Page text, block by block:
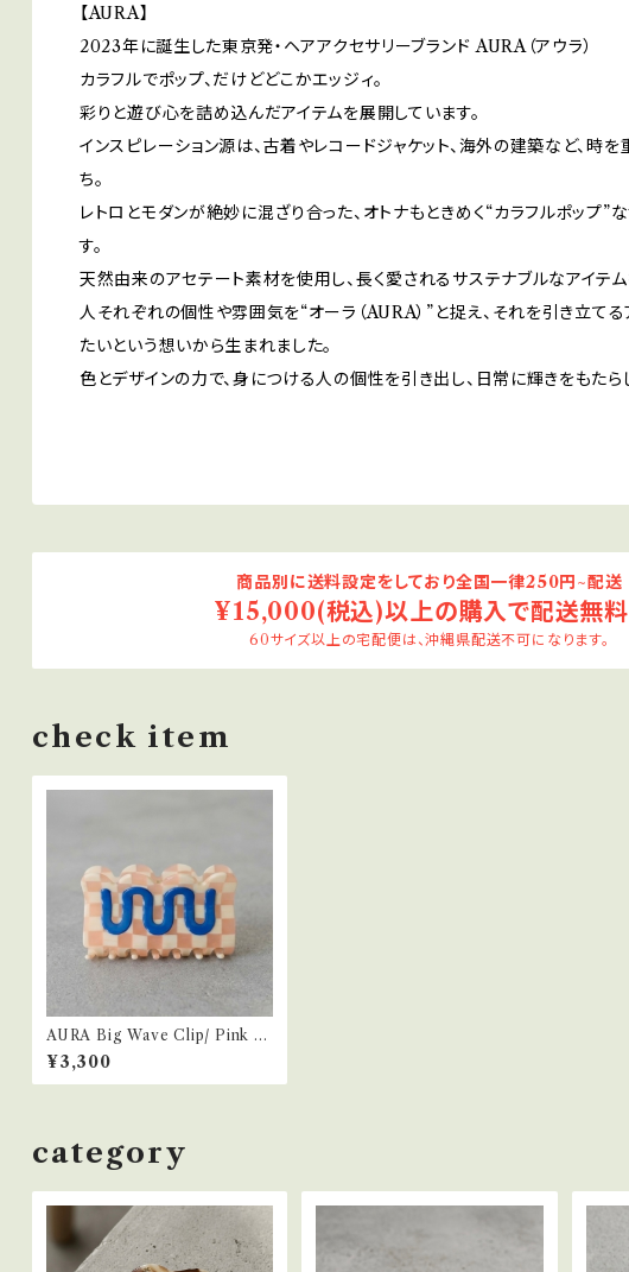
【AURA】
2023年に誕生した東京発・ヘアアクセサリーブランド AURA（アウラ）
カラフルでポップ、だけどどこかエッジィ。
彩りと遊び心を詰め込んだアイテムを展開しています。
インスピレーション源は、古着やレコードジャケット、海外の建築など、時
ち。
レトロとモダンが絶妙に混ざり合った、オトナもときめく“カラフルポップ”
す。
天然由来のアセテート素材を使用し、長く愛されるサステナブルなアイテム
人それぞれの個性や雰囲気を“オーラ（AURA）”と捉え、それを引き立て
たいという想いから生まれました。
色とデザインの力で、身につける人の個性を引き出し、日常に輝きをもたら
商品別に送料設定をしており全国一律250円~配送
¥15,000(税込)以上の購入で配送無
60サイズ以上の宅配便は、沖縄県配送不可になります。
check item
AURA Big Wave Clip/ Pink C
hecker Blue
¥3,300
category